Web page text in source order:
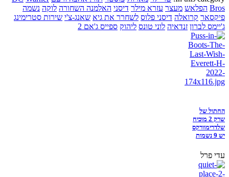
Bros הפלאש מעצר עזרא מילר דיסני האלמנה השחורה לוקה נשמה
פיקסאר קרואלה דיסני פלוס לשחרר את גיא שאנג-צ'י שירות סטרימינג
ג'יימס לברון זנדאיה לוני טונס ליהוק ספייס ג'אם 2
החתול של
שרק 2 מוכיח
שלדרימוורקס
יש 9 נשמות
עדי פרל